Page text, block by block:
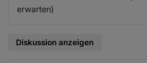
erwarten)
Diskussion anzeigen